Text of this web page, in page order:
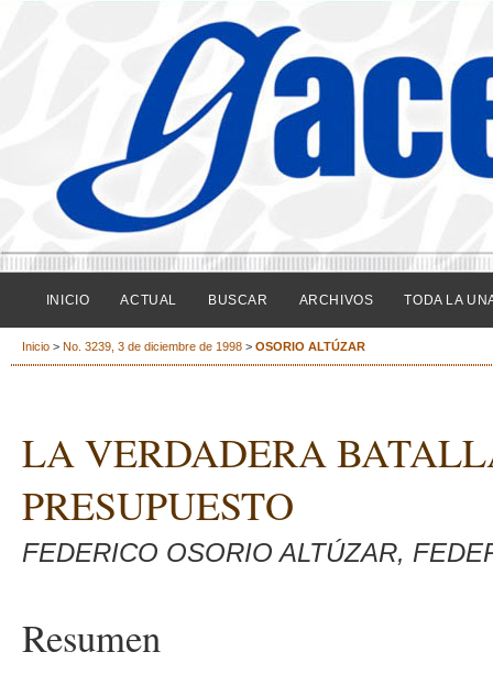
INICIO ACTUAL BUSCAR ARCHIVOS TODA LA
Inicio > No. 3239, 3 de diciembre de 1998 > OSORIO ALTÚZAR
LA VERDADERA
PRESUPUESTO
FEDERICO OSORIO ALTÚZAR,
Resumen